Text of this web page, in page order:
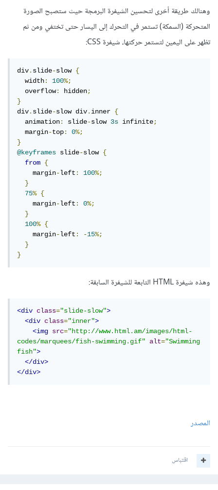
وهنالك طريقة أخرى لتحسين الشيفرة البرمجة حيث ستصبح الصورة
المتحركة (السمكة) تستمر في التحرك إلى اليسار حتى تختفي ومن ثم
تظهر على اليمين لتستمر حركتها، شيفرة CSS:
div.slide-slow {
  width
: 100%;
  overflow
: hidden;
}
div.slide-slow div.inner {
  animation
: slide-slow 3s infinite;
  margin
-top: 0%;
}
@keyframes slide-slow {
from
{
    margin
-left: 100%;
}
75%
{
    margin
-left: 0%;
}
100%
{
    margin
-left: -15%;
}
}
وهذه شيفرة HTML التابعة للشيفرة السابقة:
<div class="slide-slow">
<div
class="inner">
<img
src="http://www.html.am/images/html-
codes/marquees/fish-swimming.gif"
alt="Swimming
fish">
</div>
</div>
المصدر
اقتباس